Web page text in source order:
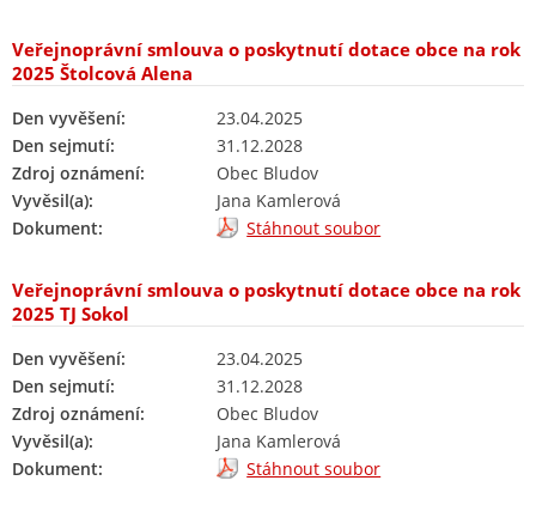
Veřejnoprávní smlouva o poskytnutí dotace obce na rok
2025 Štolcová Alena
Den vyvěšení:
23.04.2025
Den sejmutí:
31.12.2028
Zdroj oznámení:
Obec Bludov
Vyvěsil(a):
Jana Kamlerová
Dokument:
Stáhnout soubor
Veřejnoprávní smlouva o poskytnutí dotace obce na rok
2025 TJ Sokol
Den vyvěšení:
23.04.2025
Den sejmutí:
31.12.2028
Zdroj oznámení:
Obec Bludov
Vyvěsil(a):
Jana Kamlerová
Dokument:
Stáhnout soubor